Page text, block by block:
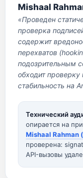
Mishaal
«Проведен
проверка
содержит
перехватов
подозрительным
обходит проверку
стабильность на
Технический
опирается на
Mishaal Rahman
проверена:
API-вызовы